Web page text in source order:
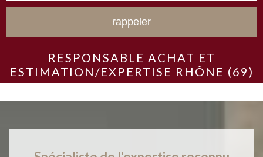
RESPONSABLE ACHAT ET
ESTIMATION/EXPERTISE RHÔNE (69)